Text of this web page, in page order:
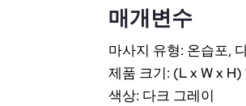
매개변수
마사지 유형: 온습포,
제품 크기: (L x W x H)
색상: 다크 그레이